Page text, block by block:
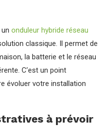
onduleur hybride réseau
classique. Il permet de
la batterie et le réseau
C’est un point
évoluer votre installation
à prévoir